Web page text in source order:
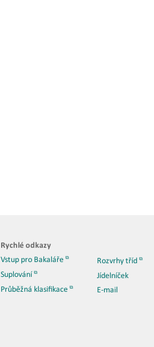
Rychlé odkazy
Vstup pro Bakaláře
Suplování
Průběžná klasifikace
Rozvrhy tříd
Jídelníček
E-mail